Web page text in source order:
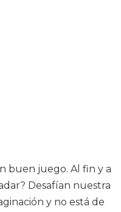
buen juego. Al fin y a
Desafían nuestra
y no está de